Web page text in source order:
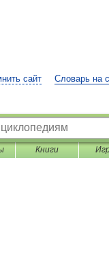
сайт Словарь на
Книги